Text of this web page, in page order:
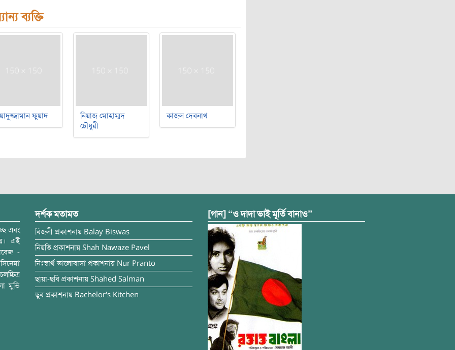
ব্যক্তি
ফুয়াদ
নিয়াজ মোহাম্মদ
চৌধুরী
কাজল দেবনাথ
এবং
এই
-
মুভি
দর্শক মতামত
বিজলী প্রকাশনায় Balay Biswas
নিয়তি প্রকাশনায় Shah Nawaze Pavel
নিঃস্বার্থ ভালোবাসা প্রকাশনায় Nur Pranto
ছায়া-ছবি প্রকাশনায় Shahed Salman
ডুব প্রকাশনায় Bachelor's Kitchen
[গান] “ও দাদা ভাই মূর্তি বানাও”